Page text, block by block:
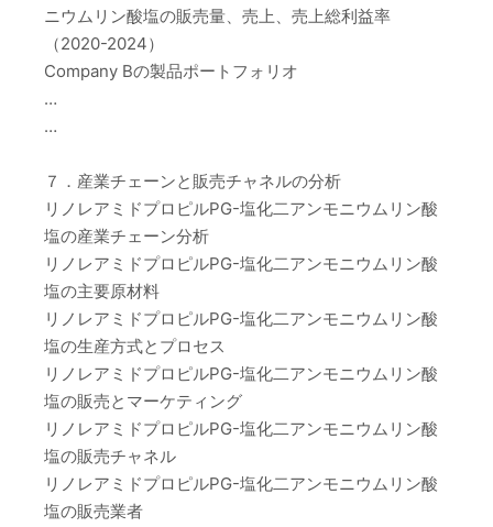
ニウムリン酸塩の販売量、売上、売上総利益率
（2020-2024）
Company Bの製品ポートフォリオ
…
…
７．産業チェーンと販売チャネルの分析
リノレアミドプロピルPG-塩化二アンモニウムリン酸
塩の産業チェーン分析
リノレアミドプロピルPG-塩化二アンモニウムリン酸
塩の主要原材料
リノレアミドプロピルPG-塩化二アンモニウムリン酸
塩の生産方式とプロセス
リノレアミドプロピルPG-塩化二アンモニウムリン酸
塩の販売とマーケティング
リノレアミドプロピルPG-塩化二アンモニウムリン酸
塩の販売チャネル
リノレアミドプロピルPG-塩化二アンモニウムリン酸
塩の販売業者